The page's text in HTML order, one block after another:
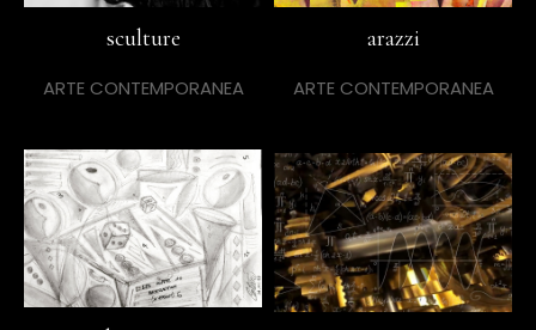
sculture
ARTE CONTEMPORANEA
arazzi
ARTE CONTEMPORANEA